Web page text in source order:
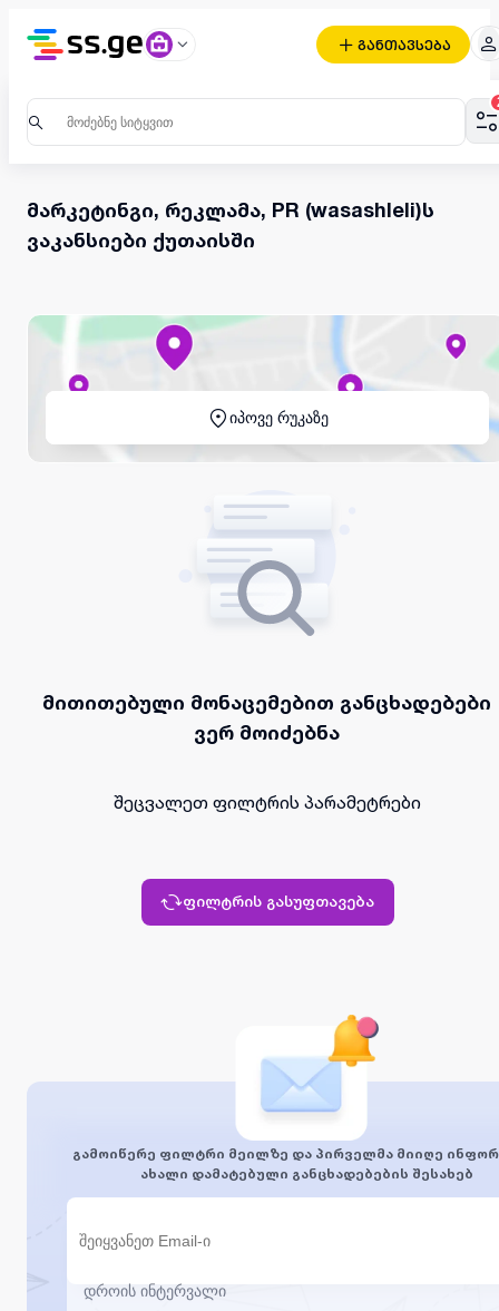
განთავსება
მარკეტინგი, რეკლამა, PR (wasashleli)ს
ვაკანსიები ქუთაისში
იპოვე რუკაზე
მითითებული მონაცემებით განცხადებები
ვერ მოიძებნა
შეცვალეთ ფილტრის პარამეტრები
ფილტრის გასუფთავება
გამოიწერე ფილტრი მეილზე და პირველმა მიიღე
ახალი დამატებული განცხადებების შესახებ